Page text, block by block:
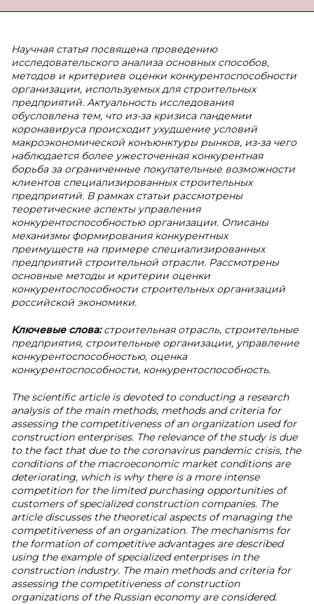
Научная статья посвящена проведению
исследовательского анализа основных способов,
методов и критериев оценки конкурентоспособности
организации, используемых для строительных
предприятий. Актуальность исследования
обусловлена тем, что из-за кризиса пандемии
коронавируса происходит ухудшение условий
макроэкономической конъюнктуры рынков, из-за чего
наблюдается более ужесточенная конкурентная
борьба за ограниченные покупательные возможности
клиентов специализированных строительных
предприятий. В рамках статьи рассмотрены
теоретические аспекты управления
конкурентоспособностью организации. Описаны
механизмы формирования конкурентных
преимуществ на примере специализированных
предприятий строительной отрасли. Рассмотрены
основные методы и критерии оценки
конкурентоспособности строительных организаций
российской экономики.
Ключевые слова:строительная отрасль, строительные
предприятия, строительные организации, управление
конкурентоспособностью, оценка
конкурентоспособности, конкурентоспособность.
The scientific article is devoted to conducting a research
analysis of the main methods, methods and criteria for
assessing the competitiveness of an organization used for
construction enterprises. The relevance of the study is due
to the fact that due to the coronavirus pandemic crisis, the
conditions of the macroeconomic market conditions are
deteriorating, which is why there is a more intense
competition for the limited purchasing opportunities of
customers of specialized construction companies. The
article discusses the theoretical aspects of managing the
competitiveness of an organization. The mechanisms for
the formation of competitive advantages are described
using the example of specialized enterprises in the
construction industry. The main methods and criteria for
assessing the competitiveness of construction
organizations of the Russian economy are considered.